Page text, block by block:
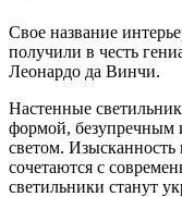
Свое название
получили в честь
Леонардо да Винчи.
Настенные
формой, безупречным
светом. Изысканность
сочетаются с
светильники станут